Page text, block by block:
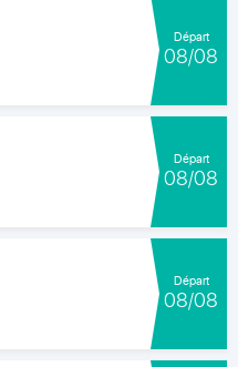
Départ
08/08
Départ
08/08
Départ
08/08